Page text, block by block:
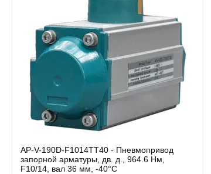
AP-V-190D-F1014TT40 - Пневмопривод
запорной арматуры, дв. д., 964.6 Нм,
F10/14, вал 36 мм, -40°C